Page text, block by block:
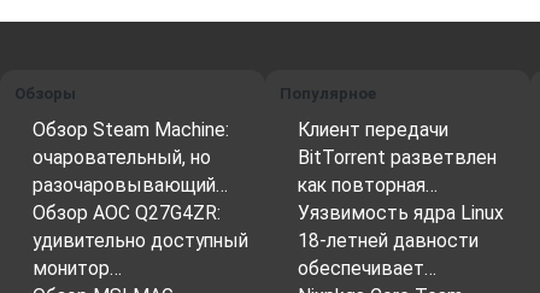
Обзоры
Обзор Steam Machine:
очаровательный, но
разочаровывающий…
Обзор AOC Q27G4ZR:
удивительно доступный
монитор…
Популярное
Клиент передачи
BitTorrent разветвлен
как повторная…
Уязвимость ядра Linux
18-летней давности
обеспечивает…